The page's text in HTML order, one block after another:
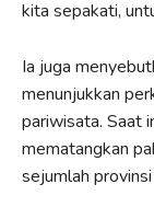
kita sepakati,
Ia juga
menunjukkan
pariwisata. Saat
mematangkan
sejumlah